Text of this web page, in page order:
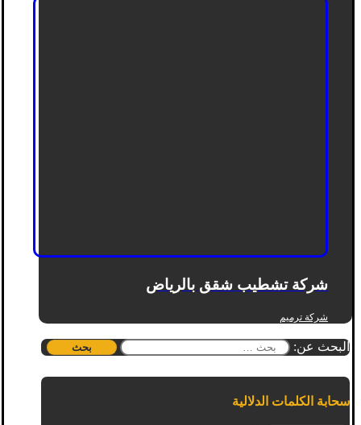
شركة تشطيب شقق بالرياض
شركة ترميم
البحث عن:
سحابة الكلمات الدلالية